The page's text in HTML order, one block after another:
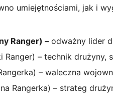
umiejętnościami, jak i
Ranger) – odważny lider
Ranger) – technik drużyny,
– waleczna
Rangerka) – strateg